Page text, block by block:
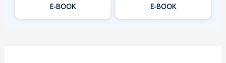
E-BOOK E-BOOK